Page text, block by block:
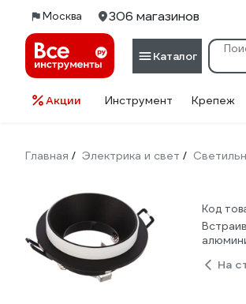
Москва 306 магазинов
Каталог
Акции Инструмент Крепеж
Главная / Электрика и свет /
Код
На